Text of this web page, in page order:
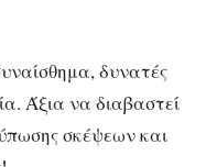
δυνατές
Άξια να διαβαστεί
σκέψεων και